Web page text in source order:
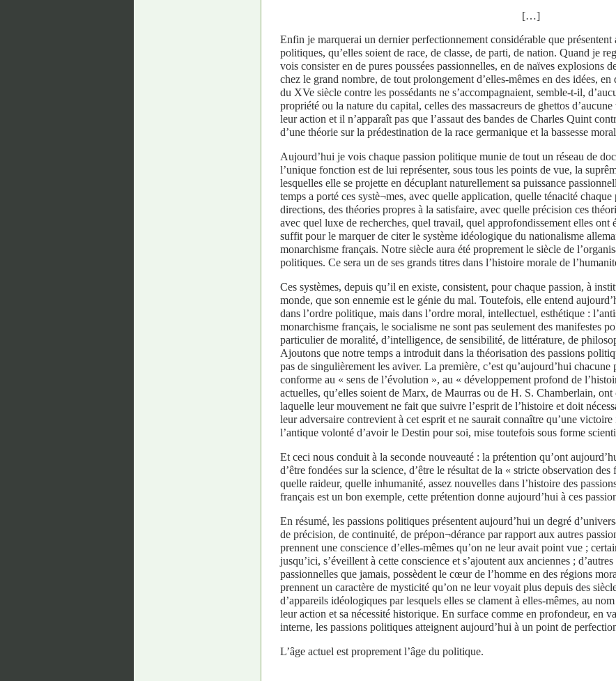
[…]
Enfin je marquerai un dernier perfectionnement considérable que présentent
politiques, qu’elles soient de race, de classe, de parti, de nation. Quand je
vois consister en de pures poussées passionnelles, en de naïves explosions
chez le grand nombre, de tout prolongement d’elles-mêmes en des idées, en
du XVe siècle contre les possédants ne s’accompagnaient, semble-t-il,
propriété ou la nature du capital, celles des massacreurs de ghettos
leur action et il n’apparaît pas que l’assaut des bandes de Charles Quint
d’une théorie sur la prédestination de la race germanique et la bassesse
Aujourd’hui je vois chaque passion politique munie de tout un réseau de
l’unique fonction est de lui représenter, sous tous les points de vue, la
lesquelles elle se projette en décuplant naturellement sa puissance
temps a porté ces systè¬mes, avec quelle application, quelle ténacité
directions, des théories propres à la satisfaire, avec quelle précision ces
avec quel luxe de recherches, quel travail, quel approfondissement elles ont
suffit pour le marquer de citer le système idéologique du nationalisme
monarchisme français. Notre siècle aura été proprement le siècle de
politiques. Ce sera un de ses grands titres dans l’histoire morale de
Ces systèmes, depuis qu’il en existe, consistent, pour chaque passion, à
monde, que son ennemie est le génie du mal. Toutefois, elle entend
dans l’ordre politique, mais dans l’ordre moral, intellectuel, esthétique :
monarchisme français, le socialisme ne sont pas seulement des manifestes
particulier de moralité, d’intelligence, de sensibilité, de littérature, de
Ajoutons que notre temps a introduit dans la théorisation des passions
pas de singulièrement les aviver. La première, c’est qu’aujourd’hui
conforme au « sens de l’évolution », au « développement profond de
actuelles, qu’elles soient de Marx, de Maurras ou de H. S. Chamberlain,
laquelle leur mouvement ne fait que suivre l’esprit de l’histoire et doit
leur adversaire contrevient à cet esprit et ne saurait connaître qu’une
l’antique volonté d’avoir le Destin pour soi, mise toutefois sous forme
Et ceci nous conduit à la seconde nouveauté : la prétention qu’ont
d’être fondées sur la science, d’être le résultat de la « stricte observation
quelle raideur, quelle inhumanité, assez nouvelles dans l’histoire des
français est un bon exemple, cette prétention donne aujourd’hui à ces
En résumé, les passions politiques présentent aujourd’hui un degré
de précision, de continuité, de prépon¬dérance par rapport aux autres
prennent une conscience d’elles-mêmes qu’on ne leur avait point vue ;
jusqu’ici, s’éveillent à cette conscience et s’ajoutent aux anciennes ;
passionnelles que jamais, possèdent le cœur de l’homme en des régions
prennent un caractère de mysticité qu’on ne leur voyait plus depuis des
d’appareils idéologiques par lesquels elles se clament à elles-mêmes, au
leur action et sa nécessité historique. En surface comme en profondeur, en
interne, les passions politiques atteignent aujourd’hui à un point de
L’âge actuel est proprement l’âge du politique.